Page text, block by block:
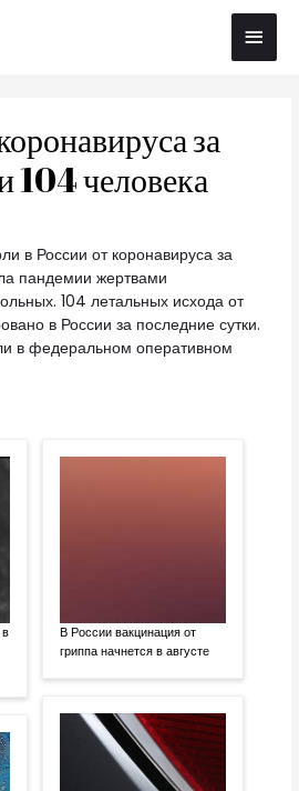
за
104 человека
в России от коронавируса за
пандемии жертвами
104 летальных исхода от
в России за последние сутки.
в федеральном оперативном
В России вакцинация от
гриппа начнется в августе